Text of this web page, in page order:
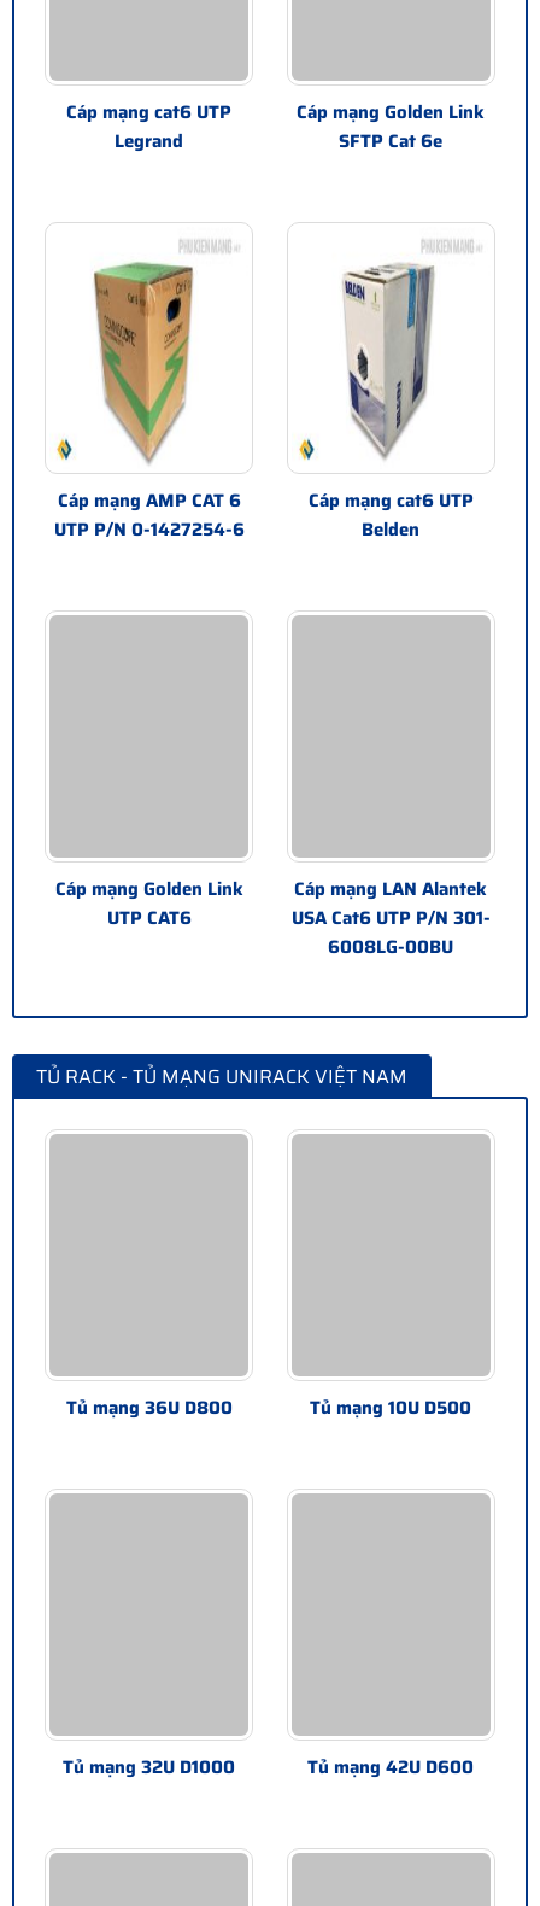
Cáp mạng cat6 UTP
Legrand
Cáp mạng Golden Link
SFTP Cat 6e
Cáp mạng AMP CAT 6
UTP P/N 0-1427254-6
Cáp mạng cat6 UTP
Belden
Cáp mạng Golden Link
UTP CAT6
Cáp mạng LAN Alantek
USA Cat6 UTP P/N 301-
6008LG-00BU
TỦ RACK - TỦ MẠNG UNIRACK VIỆT NAM
Tủ mạng 36U D800 Tủ mạng 10U D500
Tủ mạng 32U D1000 Tủ mạng 42U D600